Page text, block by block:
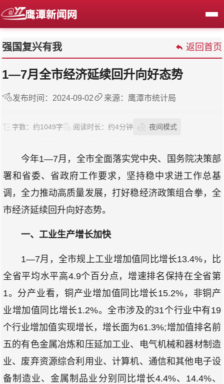
强国复兴有我 返回首页
1—7月全市经济延续回升向好态势
发布时间：2024-09-02 来源：鹰潭市统计局
字数： 约1049字 阅读时长： 约4分钟 夜间模式
今年1—7月，全市全面落实党中央、国务院决策部
署和省委、省政府工作要求，坚持稳中求进工作总基
调，全力推动高质量发展，打好稳经济政策组合拳，全
市经济延续回升向好态势。
一、工业生产增长加快
1—7月，全市规上工业增加值同比增长13.4%，比
全省平均水平高4.9个百分点，增速排名保持在全省第
1。分产业看，铜产业增加值同比增长15.2%，非铜产
业增加值同比增长1.2%。全市涉及的31个行业中有19
个行业增加值实现增长，增长面为61.3%;增加值排名前
五的有色金属冶炼和压延加工业、电气机械和器材制造
业、废弃资源综合利用业、计算机、通信和其他电子设
备制造业、金属制品业分别同比增长4.4%、14.4%、